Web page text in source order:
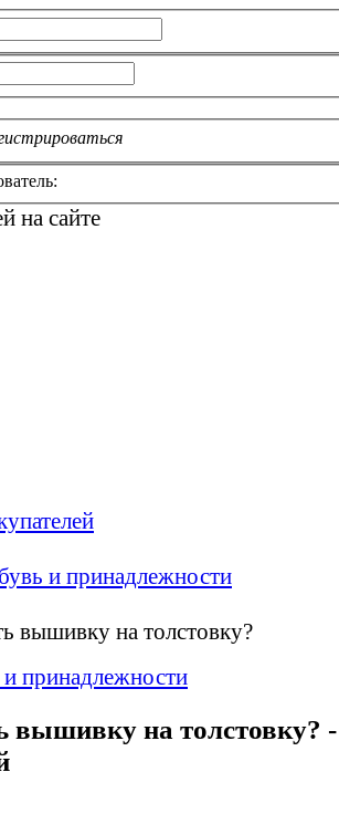
на сайте
и принадлежности
вышивку на толстовку?
принадлежности
вышивку на толстовку?